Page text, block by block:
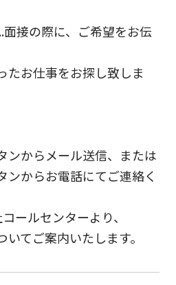
接の際に、ご希望をお伝
たお仕事をお探し致しま
ンからメール送信、または
ンからお電話にてご連絡く
ールセンターより、
てご案内いたします。